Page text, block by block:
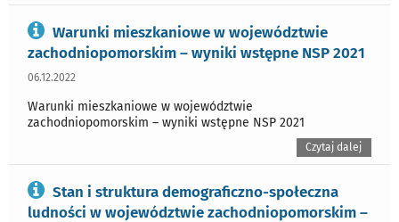
Warunki mieszkaniowe w województwie
zachodniopomorskim – wyniki wstępne NSP 2021
06.12.2022
Warunki mieszkaniowe w województwie
zachodniopomorskim – wyniki wstępne NSP 2021
Czytaj dalej
Stan i struktura demograficzno-społeczna
ludności w województwie zachodniopomorskim –